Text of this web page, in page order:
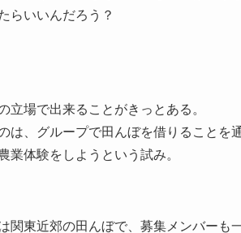
らいいんだろう？
場で出来ることがきっとある。
、グループで田んぼを借りることを
業体験をしようという試み。
東近郊の田んぼで、募集メンバーも